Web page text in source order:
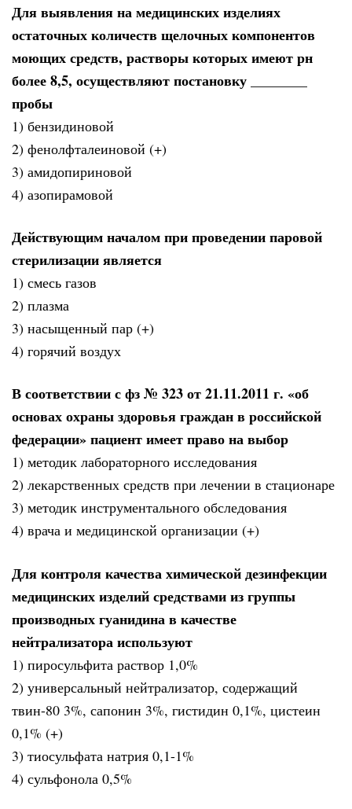
Для выявления на медицинских изделиях
остаточных количеств щелочных компонентов
моющих средств, растворы которых имеют рн
более 8,5, осуществляют постановку ________
пробы
1) бензидиновой
2) фенолфталеиновой (+)
3) амидопириновой
4) азопирамовой
Действующим началом при проведении паровой
стерилизации является
1) смесь газов
2) плазма
3) насыщенный пар (+)
4) горячий воздух
В соответствии с фз № 323 от 21.11.2011 г. «об
основах охраны здоровья граждан в российской
федерации» пациент имеет право на выбор
1) методик лабораторного исследования
2) лекарственных средств при лечении в стационаре
3) методик инструментального обследования
4) врача и медицинской организации (+)
Для контроля качества химической дезинфекции
медицинских изделий средствами из группы
производных гуанидина в качестве
нейтрализатора используют
1) пиросульфита раствор 1,0%
2) универсальный нейтрализатор, содержащий
твин-80 3%, сапонин 3%, гистидин 0,1%, цистеин
0,1% (+)
3) тиосульфата натрия 0,1-1%
4) сульфонола 0,5%